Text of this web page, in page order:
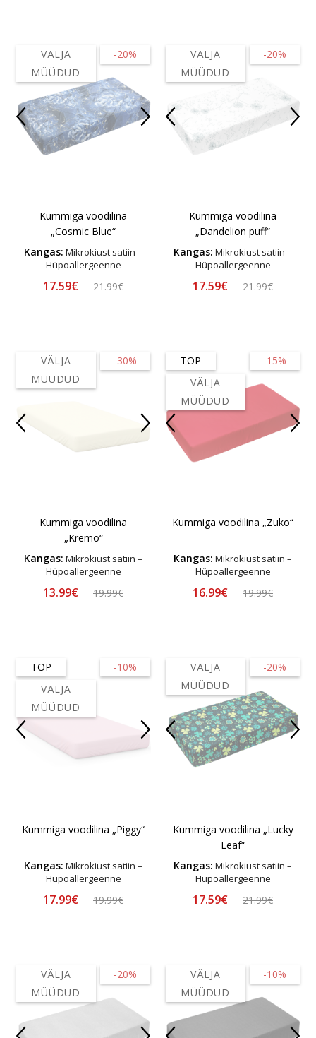
-20%
VÄLJA
MÜÜDUD
Kummiga voodilina
„Cosmic Blue“
Kangas: Mikrokiust satiin –
Hüpoallergeenne
17.59€ 21.99€
-20%
VÄLJA
MÜÜDUD
Kummiga voodilina
„Dandelion puff“
Kangas: Mikrokiust satiin –
Hüpoallergeenne
17.59€ 21.99€
-30%
VÄLJA
MÜÜDUD
Kummiga voodilina
„Kremo“
Kangas: Mikrokiust satiin –
Hüpoallergeenne
13.99€ 19.99€
-15%
TOP
VÄLJA
MÜÜDUD
Kummiga voodilina „Zuko“
Kangas: Mikrokiust satiin –
Hüpoallergeenne
16.99€ 19.99€
-10%
TOP
VÄLJA
MÜÜDUD
Kummiga voodilina „Piggy“
Kangas: Mikrokiust satiin –
Hüpoallergeenne
17.99€ 19.99€
-20%
VÄLJA
MÜÜDUD
Kummiga voodilina „Lucky
Leaf“
Kangas: Mikrokiust satiin –
Hüpoallergeenne
17.59€ 21.99€
-20%
VÄLJA
MÜÜDUD
-10%
VÄLJA
MÜÜDUD